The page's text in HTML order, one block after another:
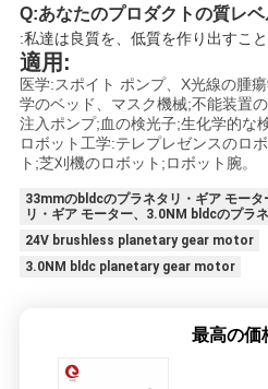
Q:あなたのプロダクトの質レベ
:私達は良質を、低質を作り出すこと
適用:
医学:スポイト ポンプ、X光線の腫
学のベッド、マスク機械;不能装置
注入ポンプ;血の検光子;生化学的な
ロボット工学:テレプレゼンスのロ
ト;芝刈機のロボット;ロボット腕。
33mmのbldcのプラネタリ・ギア モータ
リ・ギア モーター、3.0NM bldcのプラ
24V brushless planetary gear motor
3.0NM bldc planetary gear motor
最高の価